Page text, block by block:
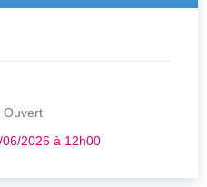
Ouvert
06/2026 à 12h00